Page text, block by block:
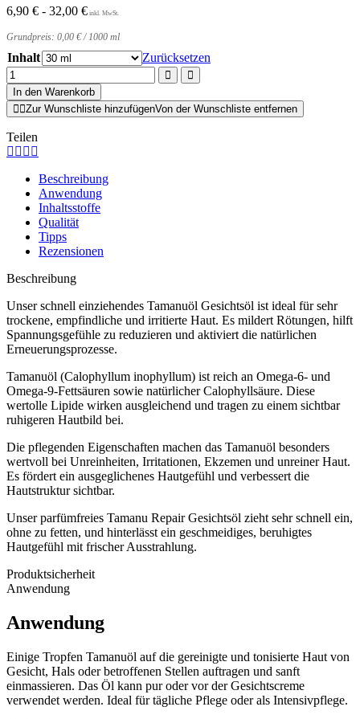
6,90 € - 32,00 €
Grundpreis: 0,00 €/ 1000 ml
Inhalt
Zurücksetzen
Tamanu
Repair
Gesichtsöl
Menge
In den Warenkorb
Zur Wunschliste hinzufügenVon der Wunschliste entfernen
Teilen
Beschreibung
Anwendung
Inhaltsstoffe
Qualität
Tipps
Rezensionen
Beschreibung
Unser schnell einziehendes Tamanuöl Gesichtsöl ist ideal für sehr
trockene, empfindliche und irritierte Haut. Es mildert Rötungen, hilft
Spannungsgefühle zu reduzieren und aktiviert die natürlichen
Erneuerungsprozesse.
Tamanuöl (Calophyllum inophyllum) ist reich an Omega-6- und
Omega-9-Fettsäuren sowie natürlicher Calophyllsäure. Diese
wertolle Lipide wirken ausgleichend und tragen zu einem sichtbar
ruhigeren Hautbild bei.
Die pflegenden Eigenschaften machen das Tamanuöl besonders
wertvoll bei Unreinheiten, Irritationen, Ekzemen und unreiner Haut.
Es fördert ein ausgeglichenes Hautgefühl und verbessert die
Hautstruktur sichtbar.
Unser parfümfreies Tamanu Repair Gesichtsöl zieht sehr schnell ein,
ohne zu fetten, und hinterlässt ein geschmeidiges, beruhigtes
Hautgefühl mit frischer Ausstrahlung.
Produktsicherheit
Anwendung
Anwendung
Einige Tropfen Tamanuöl auf die gereinigte und tonisierte Haut von
Gesicht, Hals oder betroffenen Stellen auftragen und sanft
einmassieren. Das Öl kann pur oder vor der Gesichtscreme
verwendet werden. Ideal für tägliche Pflege oder als Intensivpflege.